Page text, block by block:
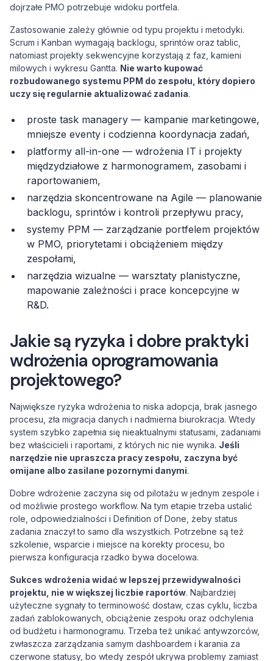
dojrzałe PMO potrzebuje widoku portfela.
Zastosowanie zależy głównie od typu projektu i metodyki.
Scrum i Kanban wymagają backlogu, sprintów oraz tablic,
natomiast projekty sekwencyjne korzystają z faz, kamieni
milowych i wykresu Gantta. Nie warto kupować
rozbudowanego systemu PPM do zespołu, który dopiero
uczy się regularnie aktualizować zadania.
proste task managery — kampanie marketingowe,
mniejsze eventy i codzienna koordynacja zadań,
platformy all-in-one — wdrożenia IT i projekty
międzydziałowe z harmonogramem, zasobami i
raportowaniem,
narzędzia skoncentrowane na Agile — planowanie
backlogu, sprintów i kontroli przepływu pracy,
systemy PPM — zarządzanie portfelem projektów
w PMO, priorytetami i obciążeniem między
zespołami,
narzędzia wizualne — warsztaty planistyczne,
mapowanie zależności i prace koncepcyjne w
R&D.
Jakie są ryzyka i dobre praktyki
wdrożenia oprogramowania
projektowego?
Największe ryzyka wdrożenia to niska adopcja, brak jasnego
procesu, zła migracja danych i nadmierna biurokracja. Wtedy
system szybko zapełnia się nieaktualnymi statusami, zadaniami
bez właścicieli i raportami, z których nic nie wynika. Jeśli
narzędzie nie upraszcza pracy zespołu, zaczyna być
omijane albo zasilane pozornymi danymi.
Dobre wdrożenie zaczyna się od pilotażu w jednym zespole i
od możliwie prostego workflow. Na tym etapie trzeba ustalić
role, odpowiedzialności i Definition of Done, żeby status
zadania znaczył to samo dla wszystkich. Potrzebne są też
szkolenie, wsparcie i miejsce na korekty procesu, bo
pierwsza konfiguracja rzadko bywa docelowa.
Sukces wdrożenia widać w lepszej przewidywalności
projektu, nie w większej liczbie raportów. Najbardziej
użyteczne sygnały to terminowość dostaw, czas cyklu, liczba
zadań zablokowanych, obciążenie zespołu oraz odchylenia
od budżetu i harmonogramu. Trzeba też unikać antywzorców,
zwłaszcza zarządzania samym dashboardem i karania za
czerwone statusy, bo wtedy zespół ukrywa problemy zamiast